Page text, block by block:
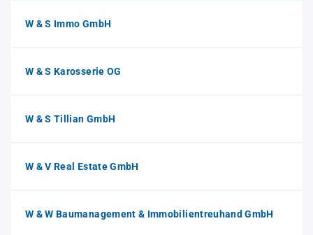
W & S Immo GmbH
W & S Karosserie OG
W & S Tillian GmbH
W & V Real Estate GmbH
W & W Baumanagement & Immobilientreuhand GmbH